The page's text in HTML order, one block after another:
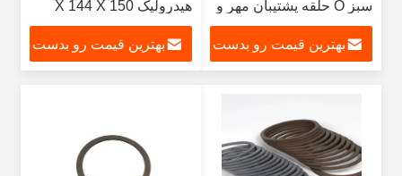
سبز O حلقه پشتیبان مهر و
موم
بهترین قیمت رو بدست
هیدرولیک 150 X 144 X
3mm حلقه های پشتیبان
اورینگبهترین قیمت رو بدست